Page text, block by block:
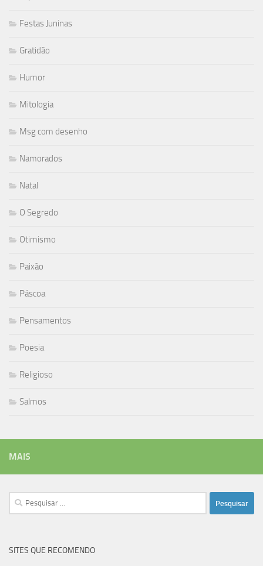
Festas Juninas
Gratidão
Humor
Mitologia
Msg com desenho
Namorados
Natal
O Segredo
Otimismo
Paixão
Páscoa
Pensamentos
Poesia
Religioso
Salmos
MAIS
Pesquisar
por:
SITES QUE RECOMENDO